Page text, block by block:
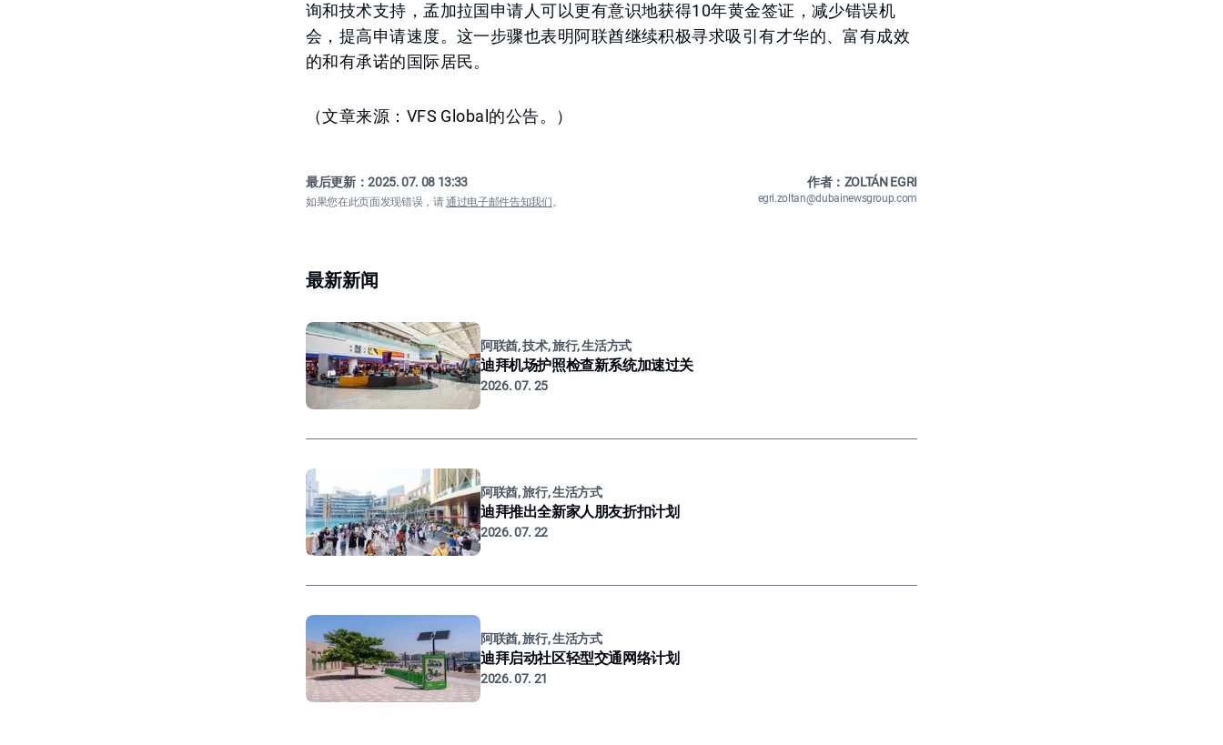
询和技术支持，孟加拉国申请人可以更有意识地获得10年黄金签证，减少错误机
会，提高申请速度。这一步骤也表明阿联酋继续积极寻求吸引有才华的、富有成效
的和有承诺的国际居民。
（文章来源：VFS Global的公告。）
最后更新：2025. 07. 08 13:33
如果您在此页面发现错误，请通过电子邮件告知我们。
作者：ZOLTÁN EGRI
egri.zoltan@dubainewsgroup.com
最新新闻
阿联酋, 技术, 旅行, 生活方式
迪拜机场护照检查新系统加速过关
2026. 07. 25
阿联酋, 旅行, 生活方式
迪拜推出全新家人朋友折扣计划
2026. 07. 22
阿联酋, 旅行, 生活方式
迪拜启动社区轻型交通网络计划
2026. 07. 21